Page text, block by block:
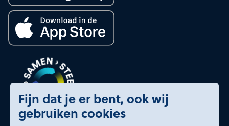
Fijn dat je er bent, ook wij
gebruiken cookies